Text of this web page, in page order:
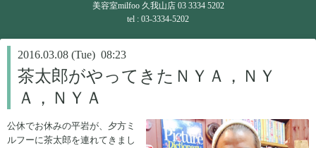
美容室milfoo 久我山店 03 3334 5202
tel : 03-3334-5202
2016.03.08 (Tue) 08:23
茶太郎がやってきたＮＹＡ，ＮＹ
Ａ，ＮＹＡ
公休でお休みの平岩が、夕方ミ
ルフーに茶太郎を連れてきまし